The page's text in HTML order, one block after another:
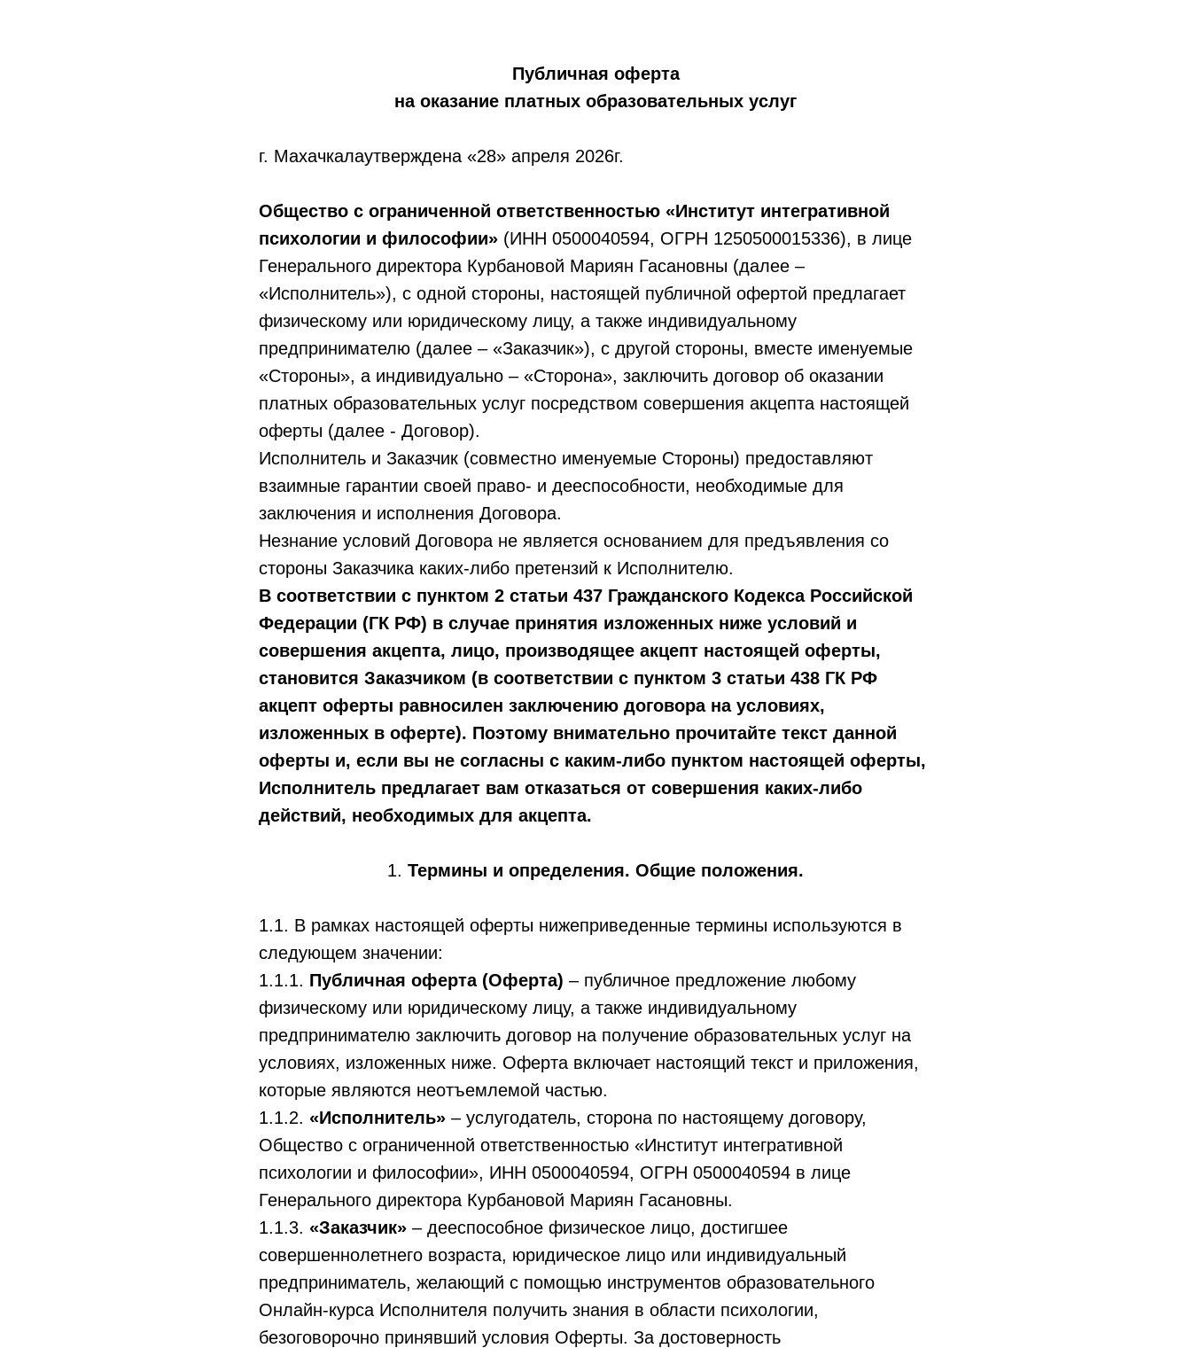
Публичная оферта
на оказание платных образовательных услуг
г. Махачкалаутверждена «28» апреля 2026г.
Общество с ограниченной ответственностью «Институт интегративной
психологии и философии» (ИНН 0500040594, ОГРН 1250500015336), в лице
Генерального директора Курбановой Мариян Гасановны (далее –
«Исполнитель»), с одной стороны, настоящей публичной офертой предлагает
физическому или юридическому лицу, а также индивидуальному
предпринимателю (далее – «Заказчик»), с другой стороны, вместе именуемые
«Стороны», а индивидуально – «Сторона», заключить договор об оказании
платных образовательных услуг посредством совершения акцепта настоящей
оферты (далее - Договор).
Исполнитель и Заказчик (совместно именуемые Стороны) предоставляют
взаимные гарантии своей право- и дееспособности, необходимые для
заключения и исполнения Договора.
Незнание условий Договора не является основанием для предъявления со
стороны Заказчика каких-либо претензий к Исполнителю.
В соответствии с пунктом 2 статьи 437 Гражданского Кодекса Российской
Федерации (ГК РФ) в случае принятия изложенных ниже условий и
совершения акцепта, лицо, производящее акцепт настоящей оферты,
становится Заказчиком (в соответствии с пунктом 3 статьи 438 ГК РФ
акцепт оферты равносилен заключению договора на условиях,
изложенных в оферте). Поэтому внимательно прочитайте текст данной
оферты и, если вы не согласны с каким-либо пунктом настоящей оферты,
Исполнитель предлагает вам отказаться от совершения каких-либо
действий, необходимых для акцепта.
1. Термины и определения. Общие положения.
1.1. В рамках настоящей оферты нижеприведенные термины используются в
следующем значении:
1.1.1. Публичная оферта (Оферта) – публичное предложение любому
физическому или юридическому лицу, а также индивидуальному
предпринимателю заключить договор на получение образовательных услуг на
условиях, изложенных ниже. Оферта включает настоящий текст и приложения,
которые являются неотъемлемой частью.
1.1.2. «Исполнитель» – услугодатель, сторона по настоящему договору,
Общество с ограниченной ответственностью «Институт интегративной
психологии и философии», ИНН 0500040594, ОГРН 0500040594 в лице
Генерального директора Курбановой Мариян Гасановны.
1.1.3. «Заказчик» – дееспособное физическое лицо, достигшее
совершеннолетнего возраста, юридическое лицо или индивидуальный
предприниматель, желающий с помощью инструментов образовательного
Онлайн-курса Исполнителя получить знания в области психологии,
безоговорочно принявший условия Оферты. За достоверность